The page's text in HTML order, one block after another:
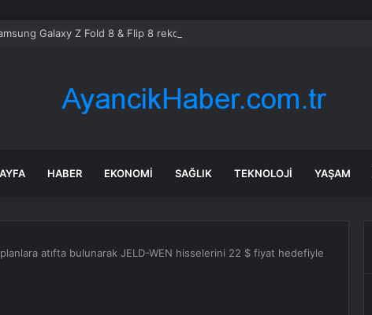
Galaxy Z Fold 8 & Flip 8 rekora koşuyor: Ön sipariş rakamları açıklandı
HABER EKONOMI SAĞLIK TEKNOLOJI YAŞAM
atıfta bulunarak JELD-WEN hisselerini 22 $ fiyat hedefiyle